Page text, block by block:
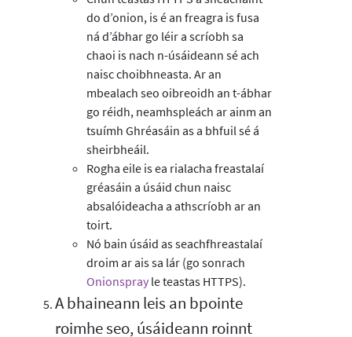
do d’onion, is é an freagra is fusa
ná d’ábhar go léir a scríobh sa
chaoi is nach n-úsáideann sé ach
naisc choibhneasta. Ar an
mbealach seo oibreoidh an t-ábhar
go réidh, neamhspleách ar ainm an
tsuímh Ghréasáin as a bhfuil sé á
sheirbheáil.
Rogha eile is ea rialacha freastalaí
gréasáin a úsáid chun naisc
absalóideacha a athscríobh ar an
toirt.
Nó bain úsáid as seachfhreastalaí
droim ar ais sa lár (go sonrach
Onionspray le teastas HTTPS).
A bhaineann leis an bpointe
roimhe seo, úsáideann roinnt